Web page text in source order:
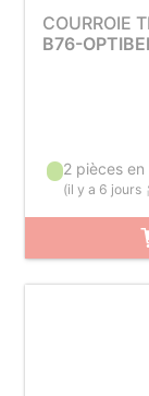
COURROIE
B76-
2 pièces
(il y a 6 jours